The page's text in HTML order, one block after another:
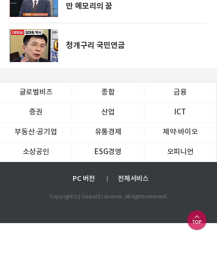
만 메모리의 꿈
청개구리 국민연금
글로벌비즈 종합 금융
증권 산업 ICT
부동산·공기업 유통경제 제약∙바이오
소상공인 ESG경영 오피니언
PC 버전 전체서비스
Copyright (c) Global Economic. All rights reserved.